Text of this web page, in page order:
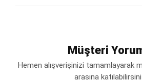
Müşteri
Hemen alışverişinizi tamamlayarak
arasına